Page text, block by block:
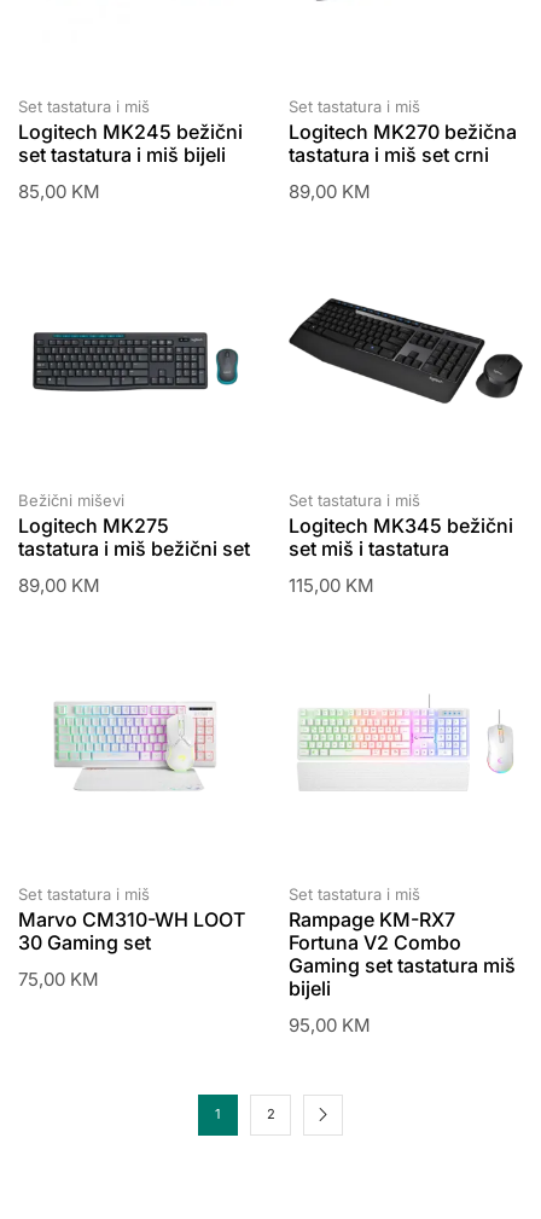
Set tastatura i miš
Logitech MK245 bežični
set tastatura i miš bijeli
85,00 KM
Set tastatura i miš
Logitech MK270 bežična
tastatura i miš set crni
89,00 KM
Bežični miševi
Logitech MK275
tastatura i miš bežični set
89,00 KM
Set tastatura i miš
Logitech MK345 bežični
set miš i tastatura
115,00 KM
Set tastatura i miš
Marvo CM310-WH LOOT
30 Gaming set
75,00 KM
Set tastatura i miš
Rampage KM-RX7
Fortuna V2 Combo
Gaming set tastatura miš
bijeli
95,00 KM
1 2